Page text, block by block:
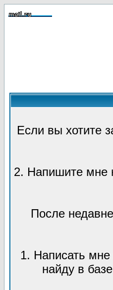
Если вы хотите
2. Напишите мне
После
1. Написать
найду в